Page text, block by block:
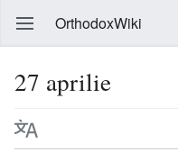
OrthodoxWiki
27 aprilie